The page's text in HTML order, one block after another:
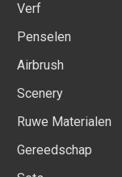
Verf
Penselen
Airbrush
Scenery
Ruwe Materialen
Gereedschap